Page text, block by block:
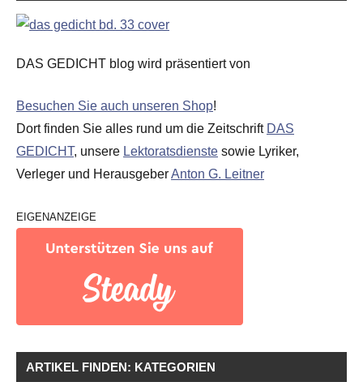
DAS GEDICHT blog wird präsentiert von
Besuchen Sie auch unseren Shop!
Dort finden Sie alles rund um die Zeitschrift DAS
GEDICHT, unsere Lektoratsdienste sowie Lyriker,
Verleger und HerausgeberAnton G. Leitner
EIGENANZEIGE
ARTIKEL FINDEN: KATEGORIEN